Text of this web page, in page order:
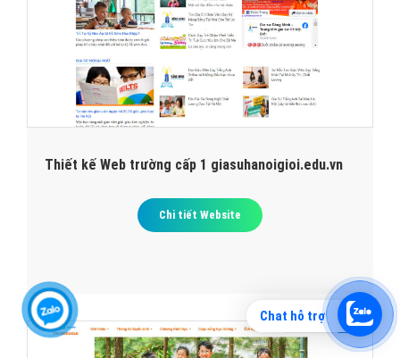
Thiết kế Web trường cấp 1 giasuhanoigioi.edu.vn
Chi tiết Website
Chat hỗ trợ